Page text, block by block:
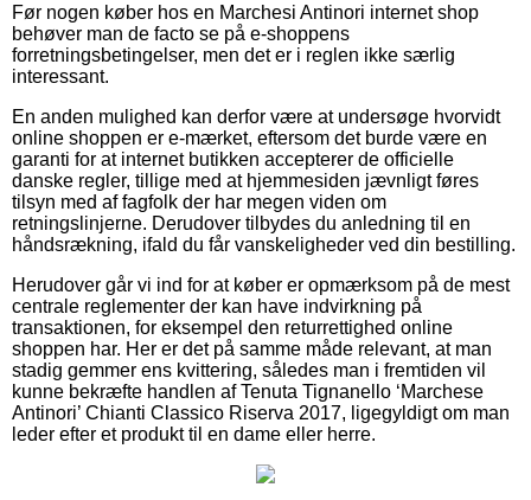
Før nogen køber hos en Marchesi Antinori internet shop
behøver man de facto se på e-shoppens
forretningsbetingelser, men det er i reglen ikke særlig
interessant.
En anden mulighed kan derfor være at undersøge hvorvidt
online shoppen er e-mærket, eftersom det burde være en
garanti for at internet butikken accepterer de officielle
danske regler, tillige med at hjemmesiden jævnligt føres
tilsyn med af fagfolk der har megen viden om
retningslinjerne. Derudover tilbydes du anledning til en
håndsrækning, ifald du får vanskeligheder ved din bestilling.
Herudover går vi ind for at køber er opmærksom på de mest
centrale reglementer der kan have indvirkning på
transaktionen, for eksempel den returrettighed online
shoppen har. Her er det på samme måde relevant, at man
stadig gemmer ens kvittering, således man i fremtiden vil
kunne bekræfte handlen af Tenuta Tignanello ‘Marchese
Antinori’ Chianti Classico Riserva 2017, ligegyldigt om man
leder efter et produkt til en dame eller herre.